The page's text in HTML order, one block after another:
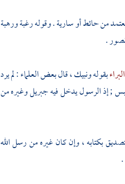
من حائط أو سارية . وقوله رغبة ورهبة
.
البراءبقوله ونبيك ، قال بعض العلماء : لم يرد
; إذ الرسول يدخل فيهجبريلوغيره من
بكتابه ، وإن كان غيره من رسل الله
.